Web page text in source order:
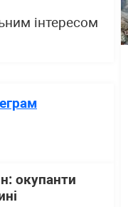
інтересом
окупанти